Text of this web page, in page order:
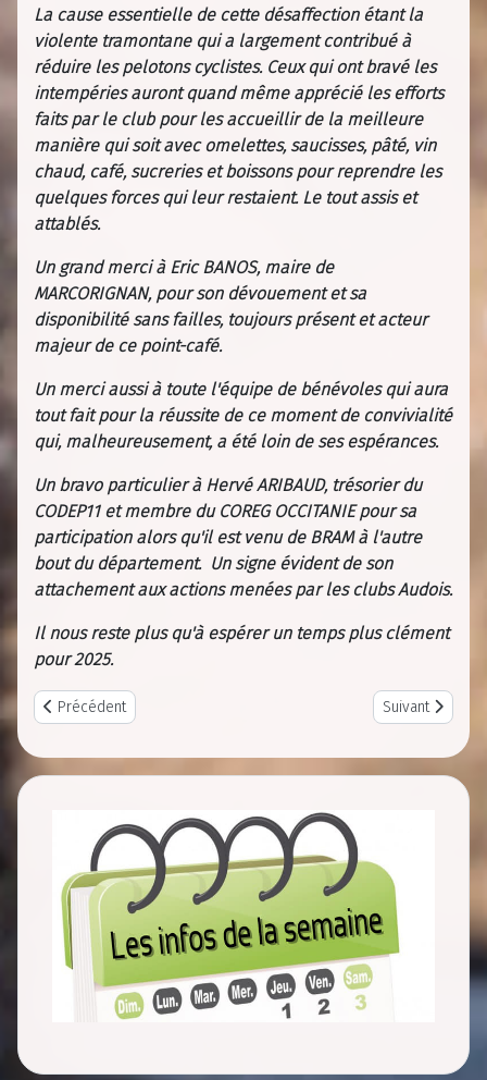
La cause essentielle de cette désaffection étant la
violente tramontane qui a largement contribué à
réduire les pelotons cyclistes. Ceux qui ont bravé les
intempéries auront quand même apprécié les efforts
faits par le club pour les accueillir de la meilleure
manière qui soit avec omelettes, saucisses, pâté, vin
chaud, café, sucreries et boissons pour reprendre les
quelques forces qui leur restaient. Le tout assis et
attablés.
Un grand merci à Eric BANOS, maire de
MARCORIGNAN, pour son dévouement et sa
disponibilité sans failles, toujours présent et acteur
majeur de ce point-café.
Un merci aussi à toute l'équipe de bénévoles qui aura
tout fait pour la réussite de ce moment de convivialité
qui, malheureusement, a été loin de ses espérances.
Un bravo particulier à Hervé ARIBAUD, trésorier du
CODEP11 et membre du COREG OCCITANIE pour sa
participation alors qu'il est venu de BRAM à l'autre
bout du département. Un signe évident de son
attachement aux actions menées par les clubs Audois.
Il nous reste plus qu'à espérer un temps plus clément
pour 2025.
Previous article: Photo du centenaire 10 mars 2024
Précédent Next article:
Suivant